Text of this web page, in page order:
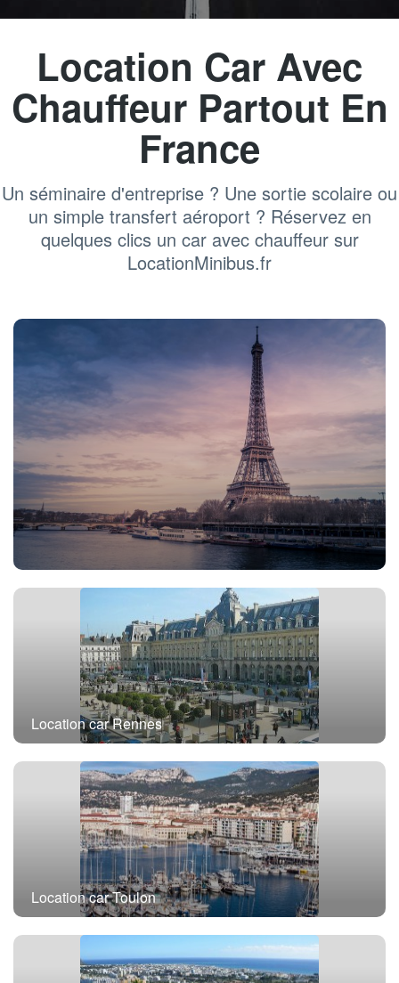
Location Car Avec
Chauffeur Partout En
France
Un séminaire d'entreprise ? Une sortie scolaire ou
un simple transfert aéroport ? Réservez en
quelques clics un car avec chauffeur sur
LocationMinibus.fr
Location car avec chauffeur Paris
Location car Rennes
Location car Toulon